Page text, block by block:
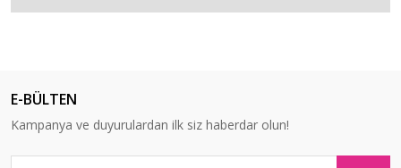
E-BÜLTEN
Kampanya ve duyurulardan ilk siz haberdar olun!